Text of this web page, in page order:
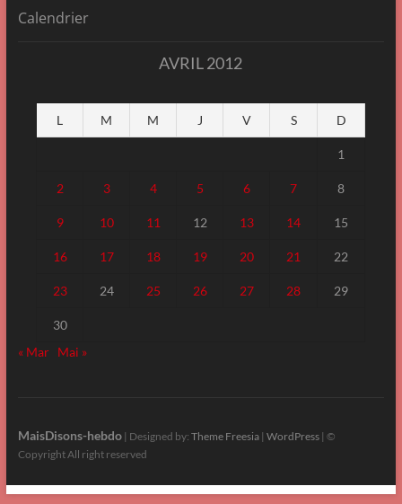
Calendrier
AVRIL 2012
L M M J V S D
1
2 3 4 5 6 7 8
9 10 11 12 13 14 15
16 17 18 19 20 21 22
23 24 25 26 27 28 29
30
« Mar
Mai »
MaisDisons-hebdo| Designed by: Theme Freesia| WordPress| ©
Copyright All right reserved